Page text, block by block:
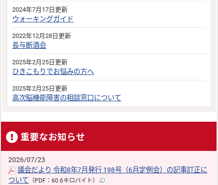
2024年7月17日更新
ウォーキングガイド
2022年12月28日更新
長与断酒会
2025年2月25日更新
ひきこもりでお悩みの方へ
2025年2月25日更新
高次脳機能障害の相談窓口について
重要なお知らせ
2026/07/23
議会だより 令和8年7月発行 198号（6月定例会）の記事訂正に
ついて （PDF：60.6キロバイト）